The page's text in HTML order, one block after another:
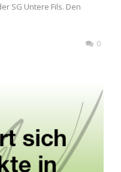
SG Untere Fils. Den
0